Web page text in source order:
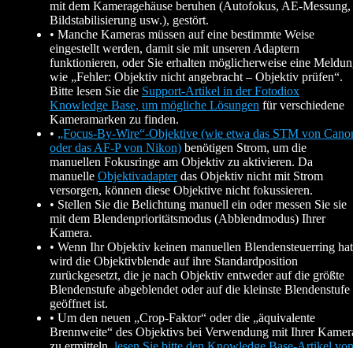
mit dem Kameragehäuse beruhen (Autofokus, AE-Messung,
Bildstabilisierung usw.), gestört.
• Manche Kameras müssen auf eine bestimmte Weise
eingestellt werden, damit sie mit unseren Adaptern
funktionieren, oder Sie erhalten möglicherweise eine
wie „Fehler: Objektiv nicht angebracht – Objektiv prüfen“.
Bitte lesen Sie die Support-Artikel in der Fotodiox
Knowledge Base, um mögliche Lösungen für verschiedene
Kameramarken zu finden.
• „Focus-By-Wire“-Objektive (wie etwa das STM von
oder das AF-P von Nikon) benötigen Strom, um die
manuellen Fokusringe am Objektiv zu aktivieren. Da
manuelle Objektivadapterdas Objektiv nicht mit Strom
versorgen, können diese Objektive nicht fokussieren.
• Stellen Sie die Belichtung manuell ein oder messen Sie sie
mit dem Blendenprioritätsmodus (Abblendmodus) Ihrer
Kamera.
• Wenn Ihr Objektiv keinen manuellen Blendensteuerring
wird die Objektivblende auf ihre Standardposition
zurückgesetzt, die je nach Objektiv entweder auf die größte
Blendenstufe abgeblendet oder auf die kleinste Blendenstufe
geöffnet ist.
• Um den neuen „Crop-Faktor“ oder die „äquivalente
Brennweite“ des Objektivs bei Verwendung mit Ihrer